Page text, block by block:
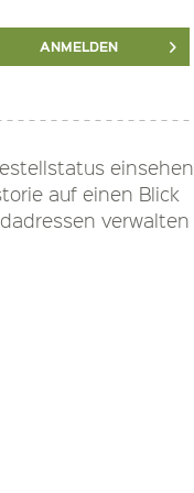
ANMELDEN
einsehen
auf einen Blick
verwalten